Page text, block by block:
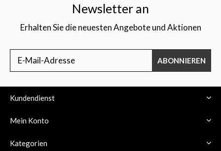
Newsletter an
Erhalten Sie die neuesten Angebote und Aktionen
ABONNIEREN
Kundendienst
Mein Konto
Kategorien